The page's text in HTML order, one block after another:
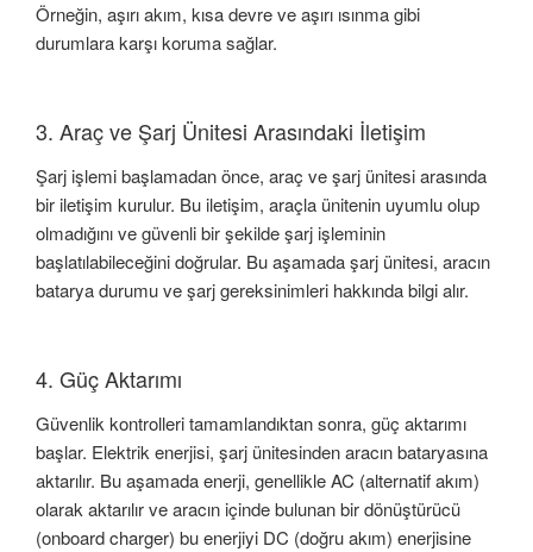
Örneğin, aşırı akım, kısa devre ve aşırı ısınma gibi
durumlara karşı koruma sağlar.
3. Araç ve Şarj Ünitesi Arasındaki İletişim
Şarj işlemi başlamadan önce, araç ve şarj ünitesi arasında
bir iletişim kurulur. Bu iletişim, araçla ünitenin uyumlu olup
olmadığını ve güvenli bir şekilde şarj işleminin
başlatılabileceğini doğrular. Bu aşamada şarj ünitesi, aracın
batarya durumu ve şarj gereksinimleri hakkında bilgi alır.
4. Güç Aktarımı
Güvenlik kontrolleri tamamlandıktan sonra, güç aktarımı
başlar. Elektrik enerjisi, şarj ünitesinden aracın bataryasına
aktarılır. Bu aşamada enerji, genellikle AC (alternatif akım)
olarak aktarılır ve aracın içinde bulunan bir dönüştürücü
(onboard charger) bu enerjiyi DC (doğru akım) enerjisine